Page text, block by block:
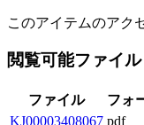
このアイテムのアク
閲覧可能ファイル
ファイル フォ
KJ00003408067 pdf